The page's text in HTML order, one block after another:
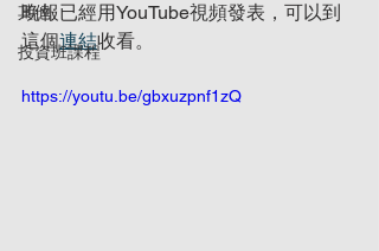
其他
投資班課程
晚報已經用YouTube視頻發表，可以到
這個連結收看。
https://youtu.be/gbxuzpnf1zQ